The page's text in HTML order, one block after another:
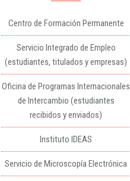
Centro de Formación Permanente
Servicio Integrado de Empleo
(estudiantes, titulados y empresas)
Oficina de Programas Internacionales
de Intercambio (estudiantes
recibidos y enviados)
Instituto IDEAS
Servicio de Microscopía Electrónica